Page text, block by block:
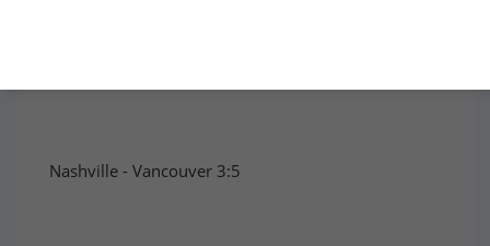
Nashville - Vancouver 3:5